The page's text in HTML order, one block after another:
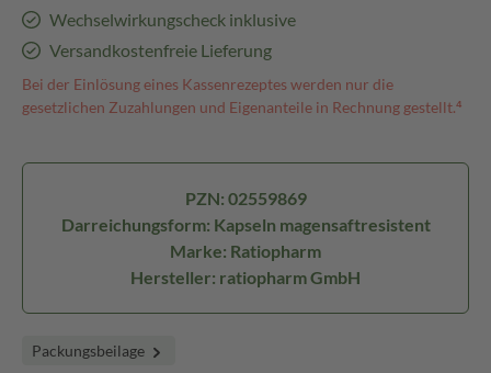
Wechselwirkungscheck inklusive
Versandkostenfreie Lieferung
Bei der Einlösung eines Kassenrezeptes werden nur die
gesetzlichen Zuzahlungen und Eigenanteile in Rechnung gestellt.⁴
PZN: 02559869
Darreichungsform: Kapseln magensaftresistent
Marke: Ratiopharm
Hersteller: ratiopharm GmbH
Packungsbeilage